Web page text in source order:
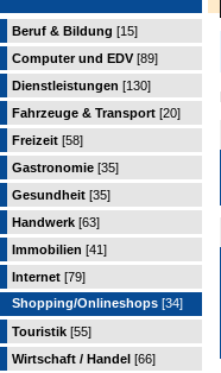
Beruf & Bildung [15]
Computer und EDV [89]
Dienstleistungen [130]
Fahrzeuge & Transport [20]
Freizeit [58]
Gastronomie [35]
Gesundheit [35]
Handwerk [63]
Immobilien [41]
Internet [79]
Shopping/Onlineshops [34]
Touristik [55]
Wirtschaft / Handel [66]